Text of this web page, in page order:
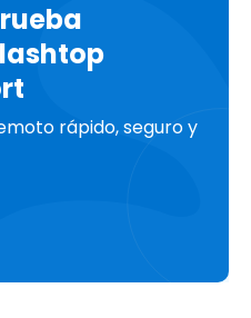
rápido, seguro y